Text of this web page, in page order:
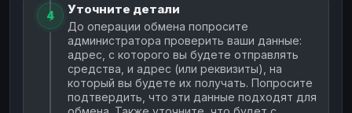
4 Уточните детали
До операции обмена попросите
администратора проверить ваши данные:
адрес, с которого вы будете отправлять
средства, и адрес (или реквизиты), на
который вы будете их получать. Попросите
подтвердить, что эти данные подходят для